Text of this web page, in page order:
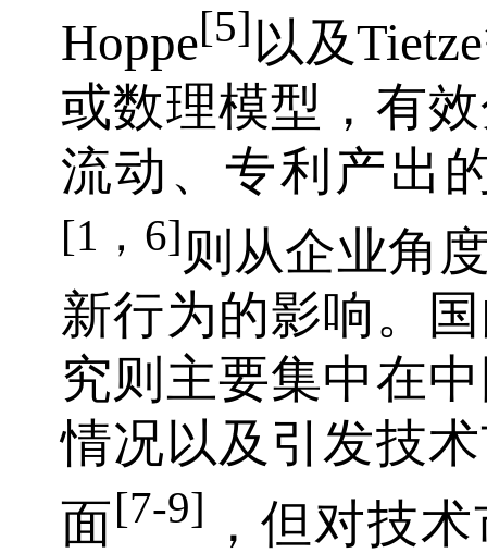
Hoppe[5]以及
或数理模型，有
流动、专利产出
[1，6]则从企业角
新行为的影响。
究则主要集中在
情况以及引发技
面[7-9] ，但对技